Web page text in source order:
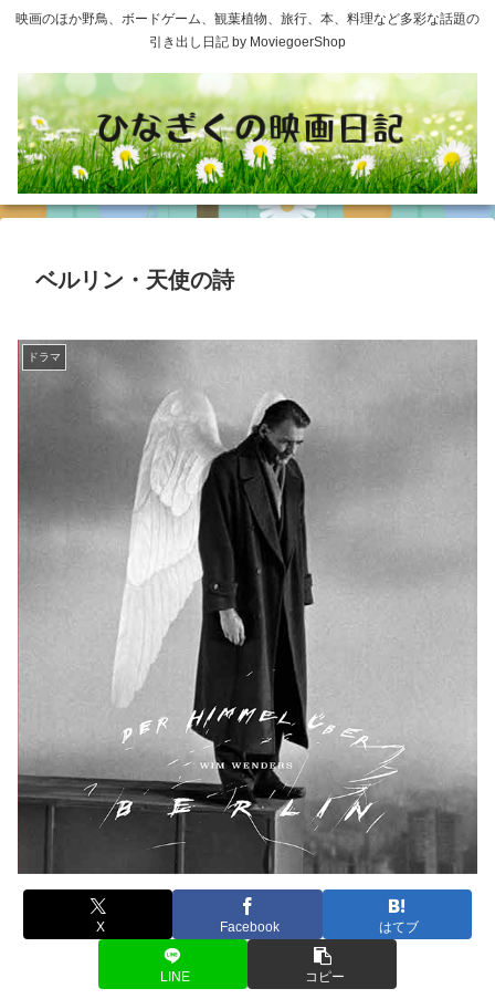
映画のほか野鳥、ボードゲーム、観葉植物、旅行、本、料理など多彩な話題の
引き出し日記 by MoviegoerShop
ベルリン・天使の詩
ドラマ
X Facebook はてブ
LINE コピー